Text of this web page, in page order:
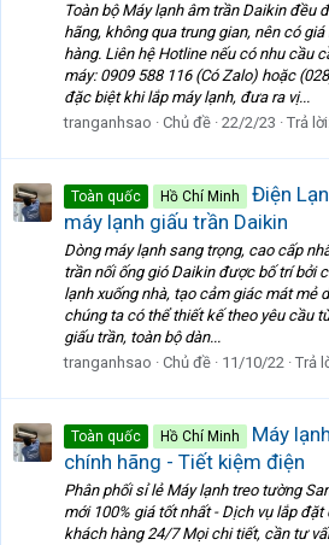
Toàn bộ Máy lạnh âm trần Daikin đều
hãng, không qua trung gian, nên có
hàng. Liên hệ Hotline nếu có nhu cầu
máy: 0909 588 116 (Có Zalo) hoặc
đặc biệt khi lắp máy lạnh, đưa ra vị...
tranganhsao
Chủ đề 22/2/23 Trả
Toàn quốc Hồ Chí Minh
Điện
máy lạnh giấu trần Daikin
Dòng máy lạnh sang trọng, cao cấp
trần nối ống gió Daikin được bố trí bởi
lạnh xuống nhà, tạo cảm giác mát mẻ
chúng ta có thể thiết kế theo yêu cầu
giấu trần, toàn bộ dàn...
tranganhsao
Chủ đề 11/10/22 Trả
Toàn quốc Hồ Chí Minh
Máy
chính hãng - Tiết kiệm điện
Phân phối sỉ lẻ Máy lạnh treo tường
mới 100% giá tốt nhất - Dịch vụ lắp
khách hàng 24/7 Mọi chi tiết, cần tư